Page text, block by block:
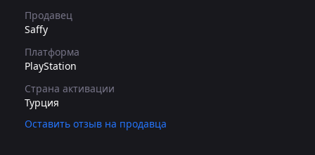
Продавец
Saffy
Платформа
PlayStation
Страна активации
Турция
Оставить отзыв на продавца